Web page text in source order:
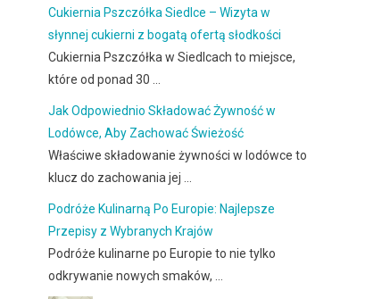
Cukiernia Pszczółka Siedlce – Wizyta w
słynnej cukierni z bogatą ofertą słodkości
Cukiernia Pszczółka w Siedlcach to miejsce,
które od ponad 30 …
Jak Odpowiednio Składować Żywność w
Lodówce, Aby Zachować Świeżość
Właściwe składowanie żywności w lodówce to
klucz do zachowania jej …
Podróże Kulinarną Po Europie: Najlepsze
Przepisy z Wybranych Krajów
Podróże kulinarne po Europie to nie tylko
odkrywanie nowych smaków, …